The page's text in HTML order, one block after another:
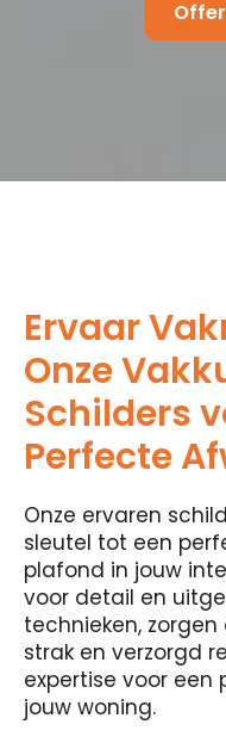
Ervaar
Onze
Schilders
Perfecte
Onze ervaren
sleutel tot een
plafond in jouw
voor detail en
technieken,
strak en verzorgd
expertise voor
jouw woning.